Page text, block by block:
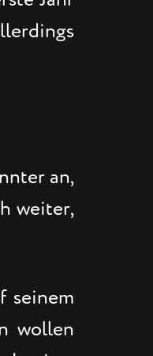
an,
weiter,
seinem
wollen